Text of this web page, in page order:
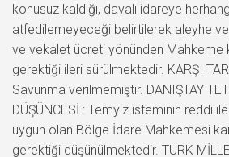
konusuz kaldığı, davalı idareye
atfedilemeyeceği belirtilerek aleyhe
ve vekalet ücreti yönünden Mahkeme
gerektiği ileri sürülmektedir. KARŞI
Savunma verilmemiştir. DANIŞTAY
DÜŞÜNCESİ : Temyiz isteminin reddi
uygun olan Bölge İdare Mahkemesi
gerektiği düşünülmektedir. TÜRK